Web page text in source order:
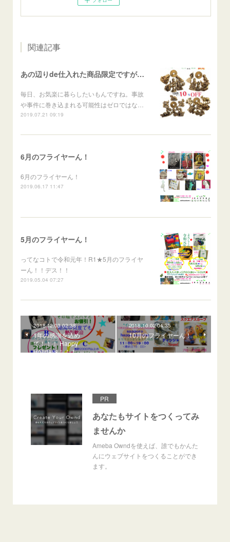
関連記事
あの辺りde仕入れた商品限定ですが！！10%OFF！
毎日、お気楽に暮らしたいもんですね。事故
や事件に巻き込まれる可能性はゼロではな…
2019.07.21 09:19
6月のフライヤーん！
6月のフライヤーん！
2019.06.17 11:47
5月のフライヤーん！
ってなコトで令和元年！R1★5月のフライヤ
ーん！！デス！！
2019.05.04 07:27
2018.12.03 02:38
1年の感謝を込め
て！！！ Happy
Holidays！！！
2018.10.02 04:35
10月のフライヤーん！
PR
あなたもサイトをつくってみ
ませんか
Ameba Owndを使えば、誰でもかんた
んにウェブサイトをつくることができ
ます。